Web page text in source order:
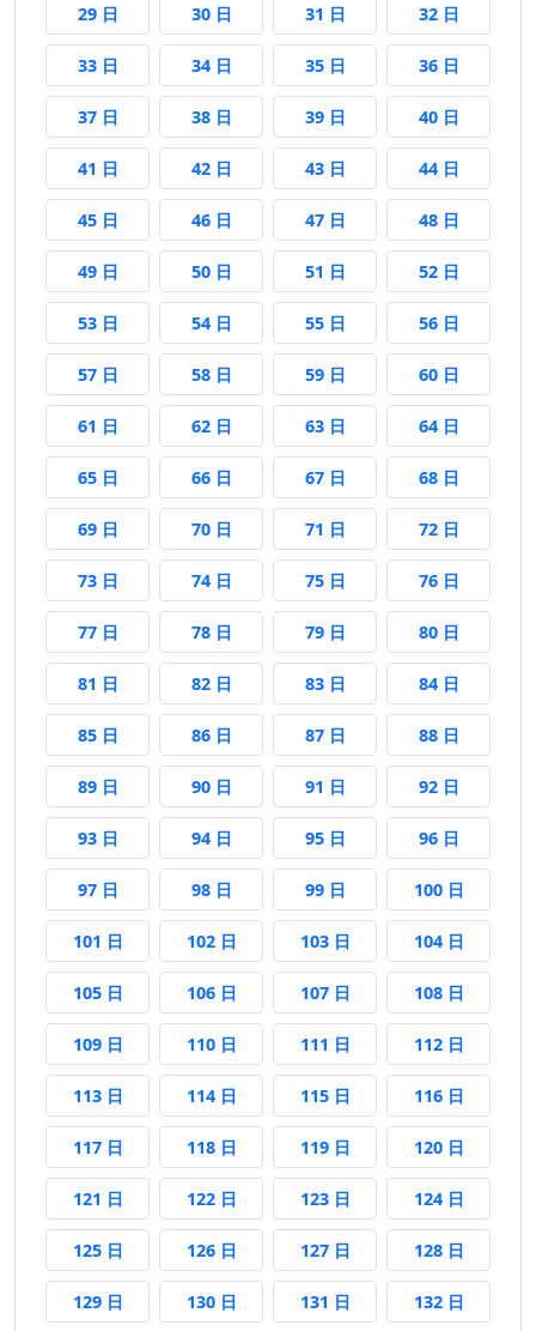
29 日29 日後 30 日30 日後 31 日31 日後 32 日32 日後
33 日33 日後 34 日34 日後 35 日35 日後 36 日36 日後
37 日37 日後 38 日38 日後 39 日39 日後 40 日40 日後
41 日41 日後 42 日42 日後 43 日43 日後 44 日44 日後
45 日45 日後 46 日46 日後 47 日47 日後 48 日48 日後
49 日49 日後 50 日50 日後 51 日51 日後 52 日52 日後
53 日53 日後 54 日54 日後 55 日55 日後 56 日56 日後
57 日57 日後 58 日58 日後 59 日59 日後 60 日60 日後
61 日61 日後 62 日62 日後 63 日63 日後 64 日64 日後
65 日65 日後 66 日66 日後 67 日67 日後 68 日68 日後
69 日69 日後 70 日70 日後 71 日71 日後 72 日72 日後
73 日73 日後 74 日74 日後 75 日75 日後 76 日76 日後
77 日77 日後 78 日78 日後 79 日79 日後 80 日80 日後
81 日81 日後 82 日82 日後 83 日83 日後 84 日84 日後
85 日85 日後 86 日86 日後 87 日87 日後 88 日88 日後
89 日89 日後 90 日90 日後 91 日91 日後 92 日92 日後
93 日93 日後 94 日94 日後 95 日95 日後 96 日96 日後
97 日97 日後 98 日98 日後 99 日99 日後 100 日100 日後
101 日101 日後102 日102 日後103 日103 日後104 日104 日後
105 日105 日後106 日106 日後107 日107 日後108 日108 日後
109 日109 日後110 日110 日後111 日111 日後112 日112 日後
113 日113 日後114 日114 日後115 日115 日後116 日116 日後
117 日117 日後118 日118 日後119 日119 日後120 日120 日後
121 日121 日後122 日122 日後123 日123 日後124 日124 日後
125 日125 日後126 日126 日後127 日127 日後128 日128 日後
129 日129 日後130 日130 日後131 日131 日後132 日132 日後